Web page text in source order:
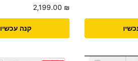
2,199.00 ₪
קנה עכשיו